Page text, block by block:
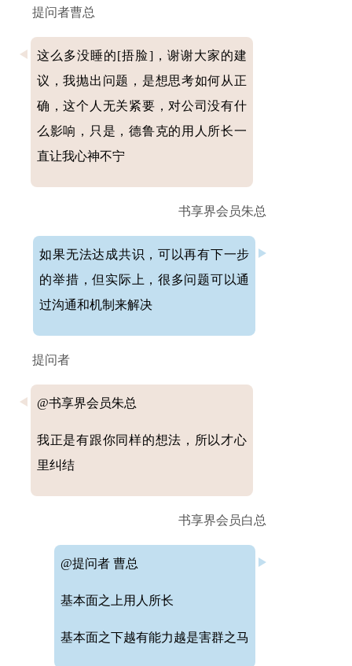
提问者曹总
这么多没睡的[捂脸]，谢谢大家的建
议，我抛出问题，是想思考如何从正
确，这个人无关紧要，对公司没有什
么影响，只是，德鲁克的用人所长一
直让我心神不宁
书享界会员朱总
如果无法达成共识，可以再有下一步
的举措，但实际上，很多问题可以通
过沟通和机制来解决
提问者
@书享界会员朱总
我正是有跟你同样的想法，所以才心
里纠结
书享界会员白总
@提问者 曹总
基本面之上用人所长
基本面之下越有能力越是害群之马